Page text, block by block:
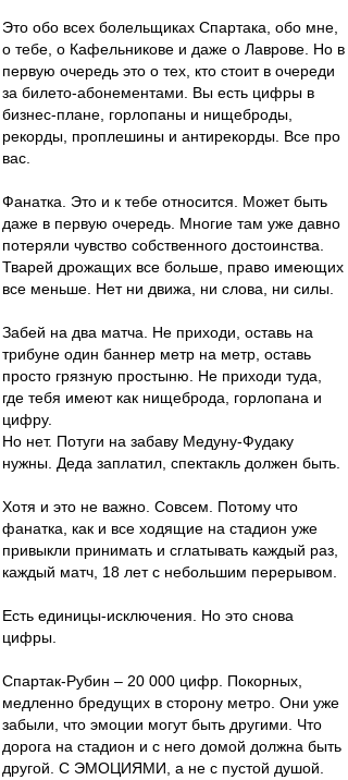
Это обо всех болельщиках Спартака, обо мне,
о тебе, о Кафельникове и даже о Лаврове. Но в
первую очередь это о тех, кто стоит в очереди
за билето-абонементами. Вы есть цифры в
бизнес-плане, горлопаны и нищеброды,
рекорды, проплешины и антирекорды. Все про
вас.
Фанатка. Это и к тебе относится. Может быть
даже в первую очередь. Многие там уже давно
потеряли чувство собственного достоинства.
Тварей дрожащих все больше, право имеющих
все меньше. Нет ни движа, ни слова, ни силы.
Забей на два матча. Не приходи, оставь на
трибуне один баннер метр на метр, оставь
просто грязную простыню. Не приходи туда,
где тебя имеют как нищеброда, горлопана и
цифру.
Но нет. Потуги на забаву Медуну-Фудаку
нужны. Деда заплатил, спектакль должен быть.
Хотя и это не важно. Совсем. Потому что
фанатка, как и все ходящие на стадион уже
привыкли принимать и сглатывать каждый раз,
каждый матч, 18 лет с небольшим перерывом.
Есть единицы-исключения. Но это снова
цифры.
Спартак-Рубин – 20 000 цифр. Покорных,
медленно бредущих в сторону метро. Они уже
забыли, что эмоции могут быть другими. Что
дорога на стадион и с него домой должна быть
другой. С ЭМОЦИЯМИ, а не с пустой душой.